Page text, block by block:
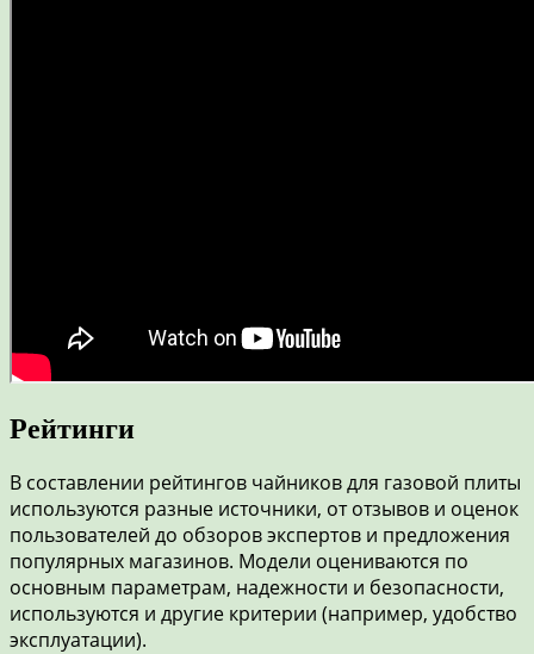
Рейтинги
В составлении рейтингов чайников для газовой плиты
используются разные источники, от отзывов и оценок
пользователей до обзоров экспертов и предложения
популярных магазинов. Модели оцениваются по
основным параметрам, надежности и безопасности,
используются и другие критерии (например, удобство
эксплуатации).